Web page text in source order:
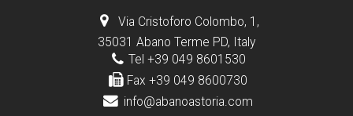
Via Cristoforo Colombo, 1,
35031 Abano Terme PD, Italy
Tel +39 049 8601530
Fax +39 049 8600730
info@abanoastoria.com